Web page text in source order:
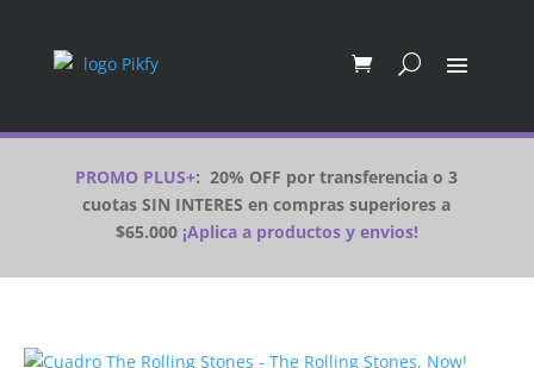
PROMO PLUS+:20% OFF por transferencia o 3
cuotas SIN INTERES en compras superiores a
$65.000¡Aplica a productos y envios!